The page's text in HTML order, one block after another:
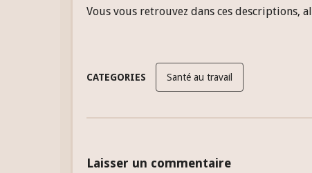
Vous vous retrouvez dans ces descriptions,
CATEGORIES Santé au travail
Laisser un commentaire